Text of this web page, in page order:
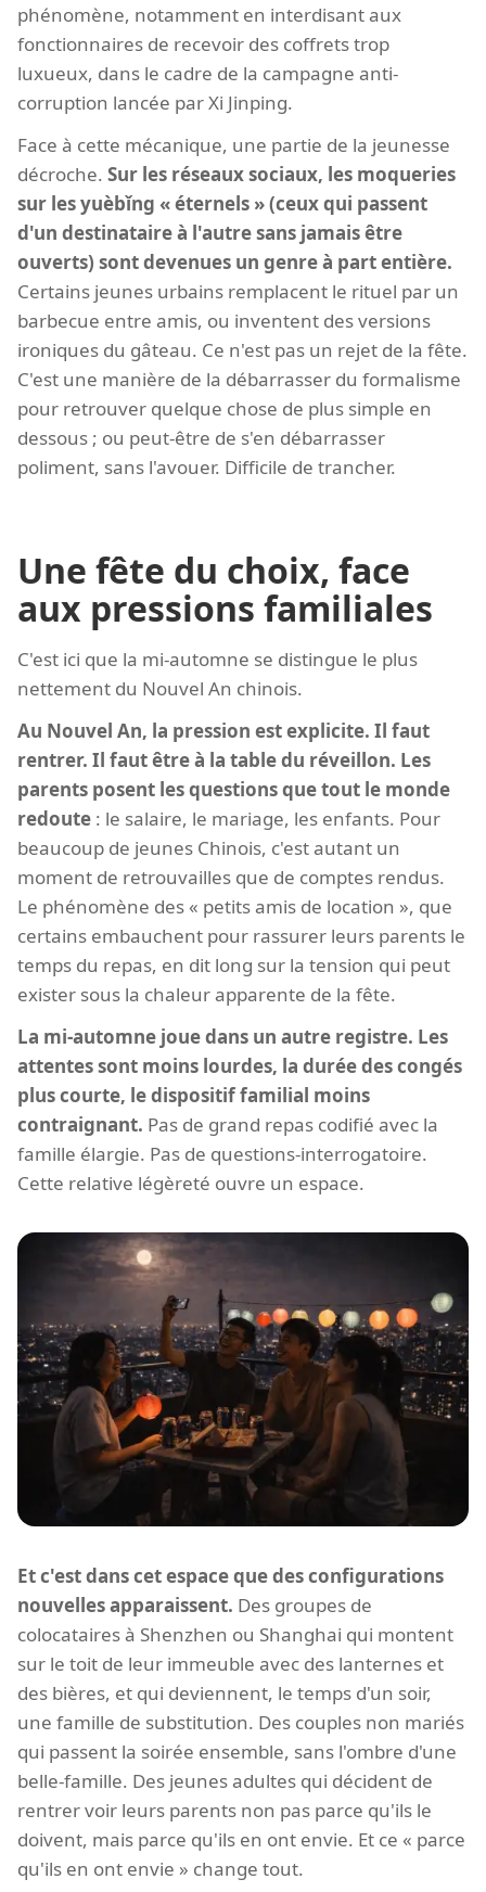
phénomène, notamment en interdisant aux
fonctionnaires de recevoir des coffrets trop
luxueux, dans le cadre de la campagne anti-
corruption lancée par Xi Jinping.
Face à cette mécanique, une partie de la jeunesse
décroche. Sur les réseaux sociaux, les moqueries
sur les yuèbǐng « éternels » (ceux qui passent
d'un destinataire à l'autre sans jamais être
ouverts) sont devenues un genre à part entière.
Certains jeunes urbains remplacent le rituel par un
barbecue entre amis, ou inventent des versions
ironiques du gâteau. Ce n'est pas un rejet de la fête.
C'est une manière de la débarrasser du formalisme
pour retrouver quelque chose de plus simple en
dessous ; ou peut-être de s'en débarrasser
poliment, sans l'avouer. Difficile de trancher.
Une fête du choix, face
aux pressions familiales
C'est ici que la mi-automne se distingue le plus
nettement du Nouvel An chinois.
Au Nouvel An, la pression est explicite. Il faut
rentrer. Il faut être à la table du réveillon. Les
parents posent les questions que tout le monde
redoute : le salaire, le mariage, les enfants. Pour
beaucoup de jeunes Chinois, c'est autant un
moment de retrouvailles que de comptes rendus.
Le phénomène des « petits amis de location », que
certains embauchent pour rassurer leurs parents le
temps du repas, en dit long sur la tension qui peut
exister sous la chaleur apparente de la fête.
La mi-automne joue dans un autre registre. Les
attentes sont moins lourdes, la durée des congés
plus courte, le dispositif familial moins
contraignant. Pas de grand repas codifié avec la
famille élargie. Pas de questions-interrogatoire.
Cette relative légèreté ouvre un espace.
Et c'est dans cet espace que des configurations
nouvelles apparaissent. Des groupes de
colocataires à Shenzhen ou Shanghai qui montent
sur le toit de leur immeuble avec des lanternes et
des bières, et qui deviennent, le temps d'un soir,
une famille de substitution. Des couples non mariés
qui passent la soirée ensemble, sans l'ombre d'une
belle-famille. Des jeunes adultes qui décident de
rentrer voir leurs parents non pas parce qu'ils le
doivent, mais parce qu'ils en ont envie. Et ce « parce
qu'ils en ont envie » change tout.